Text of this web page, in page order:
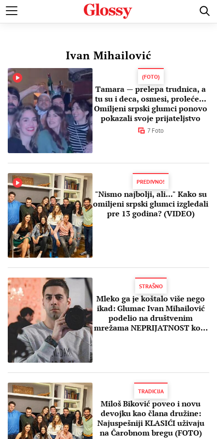
POZNATI MODA I LEPOTA ZDRAVI I SREĆNI LJUBAV
Ivan Mihailović
(FOTO)
Tamara — prelepa trudnica, a
tu su i deca, osmesi, proleće...
Omiljeni srpski glumci ponovo
pokazali svoje prijateljstvo
7 Foto
PREDIVNO!
"Nismo najbolji, ali..." Kako su
omiljeni srpski glumci izgledali
pre 13 godina? (VIDEO)
STRAŠNO
Mleko ga je koštalo više nego
ikad: Glumac Ivan Mihailović
podelio na društvenim
mrežama NEPRIJATNOST koju
TRADICIJA
Miloš Biković poveo i novu
devojku kao člana družine:
Najuspešniji KLASIĆI uživaju
na Čarobnom bregu (FOTO)